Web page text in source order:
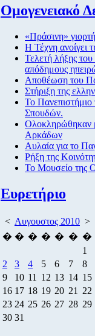
Ομογενειακό
«Πράσινη»
Η Τέχνη ανοίγει
Τελετή λήξης
απόδημους
Αποθέωση του
Στήριξη της
Το Πανεπιστήμιο
Σπουδών.
Ολοκληρώθηκαν
Αρκάδων
Αυλαία για το
Ρήξη της
Το Μουσείο της
Ευρετήριο
< Αυγουστος 2010 >
� � � � � � �
1
2
3 4 5 6 7
8
9
10 11 12 13 14 15
16 17 18 19 20 21
22
23 24 25 26 27 28 29
30 31